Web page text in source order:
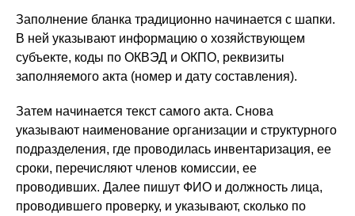
Заполнение бланка традиционно начинается с шапки.
В ней указывают информацию о хозяйствующем
субъекте, коды по ОКВЭД и ОКПО, реквизиты
заполняемого акта (номер и дату составления).
Затем начинается текст самого акта. Снова
указывают наименование организации и структурного
подразделения, где проводилась инвентаризация, ее
сроки, перечисляют членов комиссии, ее
проводивших. Далее пишут ФИО и должность лица,
проводившего проверку, и указывают, сколько по